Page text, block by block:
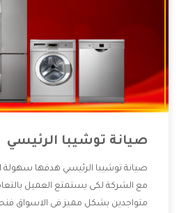
صيانة توشيبا الرئيسي
صيانة توشيبا الرئيسي هدفها سهولة
مع الشركة لكى يستمتع العميل
متواجدين بشكل مميز فى الاسواق